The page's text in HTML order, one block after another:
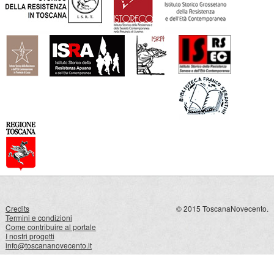
Credits
Termini e condizioni
Come contribuire al portale
I nostri progetti
info@toscananovecento.it
© 2015 ToscanaNovecento.